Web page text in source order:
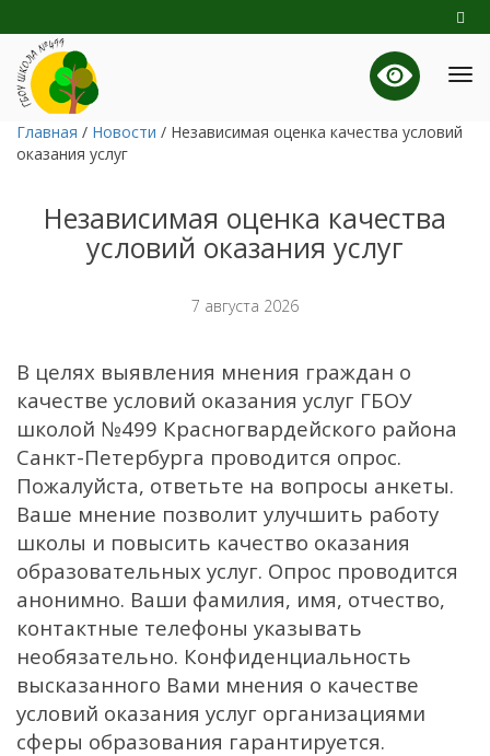
Главная / Новости / Независимая оценка качества условий
оказания услуг
Независимая оценка качества
условий оказания услуг
7 августа 2026
В целях выявления мнения граждан о
качестве условий оказания услуг ГБОУ
школой №499 Красногвардейского района
Санкт-Петербурга проводится опрос.
Пожалуйста, ответьте на вопросы анкеты.
Ваше мнение позволит улучшить работу
школы и повысить качество оказания
образовательных услуг. Опрос проводится
анонимно. Ваши фамилия, имя, отчество,
контактные телефоны указывать
необязательно. Конфиденциальность
высказанного Вами мнения о качестве
условий оказания услуг организациями
сферы образования гарантируется.